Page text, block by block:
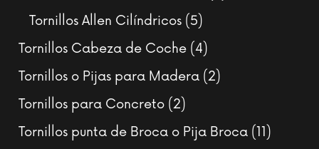
Tornillos Allen Cilíndricos 55
productos
Tornillos Cabeza de Coche 44
productos
Tornillos o Pijas para Madera 22
Tornillos para Concreto 22
productos
Tornillos punta de Broca o Pija Broca 11 11